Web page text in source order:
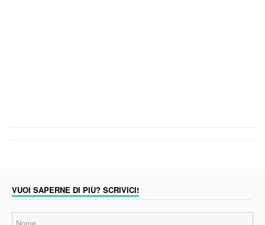
VUOI SAPERNE DI PIÙ? SCRIVICI!